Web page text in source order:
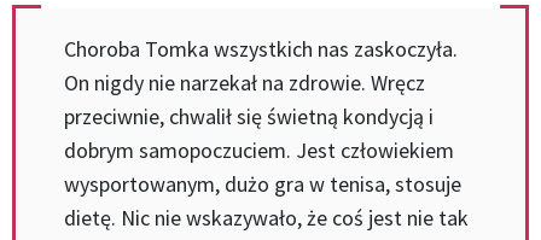
Choroba Tomka wszystkich nas zaskoczyła.
On nigdy nie narzekał na zdrowie. Wręcz
przeciwnie, chwalił się świetną kondycją i
dobrym samopoczuciem. Jest człowiekiem
wysportowanym, dużo gra w tenisa, stosuje
dietę. Nic nie wskazywało, że coś jest nie tak